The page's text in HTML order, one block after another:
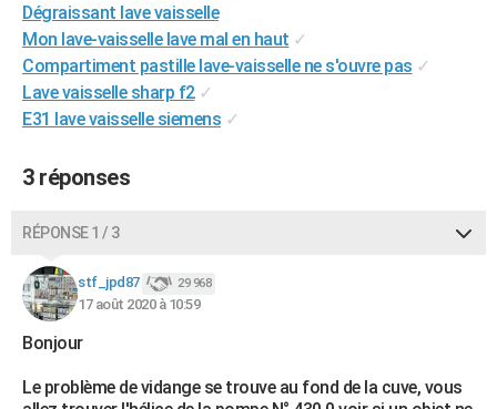
Alimentation
Guide de la santé
Maladies
Médicaments
Sommeil
VOYAGE
Destinations
City break
Voyage nature
Voyage de noces
Forum
Climat
+PHOTO
GUIDES D'ACHAT
BONS PLANS
Dictionnaire
Biographies
Citations
Expressions
Proverbes
PROGRAMME TV
COPAINS D'AVANT
S'inscrire
Se connecter
Lycées
Collèges
Primaires
Universités
Entreprises
Service militaire
Avis de recherche
AVIS DE DÉCÈS
Dégraissant lave vaisselle
Mon lave-vaisselle lave mal en haut ✓
Compartiment pastille lave-vaisselle ne s'ouvre pas ✓
Lave vaisselle sharp f2 ✓
E31 lave vaisselle siemens ✓
3 réponses
RÉPONSE 1 / 3
stf_jpd87 29 968
17 août 2020 à 10:59
Bonjour
Le problème de vidange se trouve au fond de la cuve, vous